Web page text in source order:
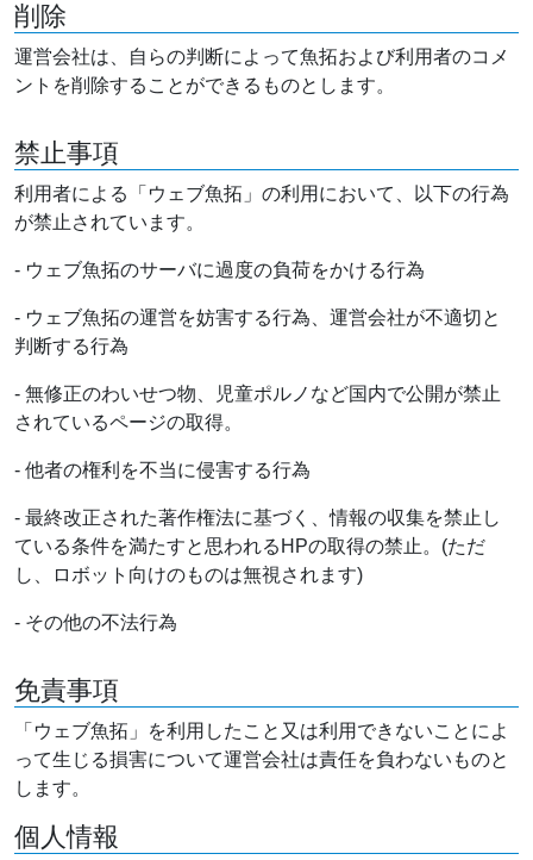
削除
運営会社は、自らの判断によって魚拓および利用者のコメ
ントを削除することができるものとします。
禁止事項
利用者による「ウェブ魚拓」の利用において、以下の行為
が禁止されています。
- ウェブ魚拓のサーバに過度の負荷をかける行為
- ウェブ魚拓の運営を妨害する行為、運営会社が不適切と
判断する行為
- 無修正のわいせつ物、児童ポルノなど国内で公開が禁止
されているページの取得。
- 他者の権利を不当に侵害する行為
- 最終改正された著作権法に基づく、情報の収集を禁止し
ている条件を満たすと思われるHPの取得の禁止。(ただ
し、ロボット向けのものは無視されます)
- その他の不法行為
免責事項
「ウェブ魚拓」を利用したこと又は利用できないことによ
って生じる損害について運営会社は責任を負わないものと
します。
個人情報